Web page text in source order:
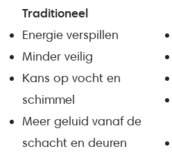
Traditioneel
Energie verspillen
Minder veilig
Kans op vocht en
schimmel
Meer geluid vanaf de
schacht en deuren